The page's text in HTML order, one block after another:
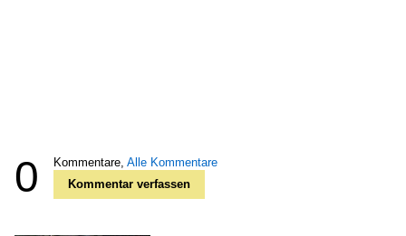
0 Kommentare, Alle Kommentare
Kommentar verfassen